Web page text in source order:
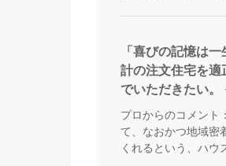
「喜びの記憶は
計の注文住宅を
でいただきたい
ムです。 ※品質と
を抑え地域に密
ホームビルダーで
プロからのコメント：
て、なおかつ地域密
くれるという、ハ